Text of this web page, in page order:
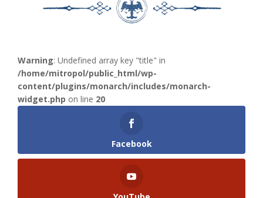
Warning: Undefined array key "title" in
/home/mitropol/public_html/wp-
content/plugins/monarch/includes/monarch-
widget.php on line 20
Facebook